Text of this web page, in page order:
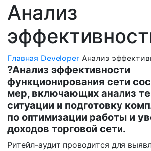
Анализ
Главная Developer Анализ
?Анализ эффективности
функционирования сети
мер, включающих анализ
ситуации и подготовку
по оптимизации работы и
доходов торговой сети.
Ритейл-аудит проводится для